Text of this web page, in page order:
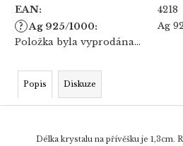
EAN: 4218
? Ag 925/1000:
Ag
Položka byla vyprodána…
Popis Diskuze
Délka krystalu na přívěšku je 1,3cm.